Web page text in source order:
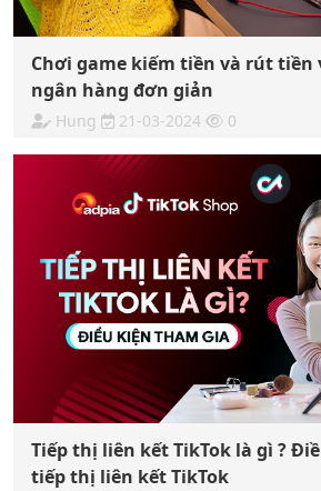
Chơi game kiếm tiền và rút tiền
ngân hàng đơn giản
Hung 21-03-2024 0
Tiếp thị liên kết TikTok là gì ?
tiếp thị liên kết TikTok